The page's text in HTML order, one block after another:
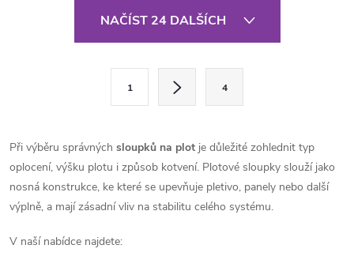
d
a
c
í
NAČÍST 24 DALŠÍCH
á
n
k
o
v
1 4
Při výběru správných sloupků na plot je důležité zohlednit typ
oplocení, výšku plotu i způsob kotvení. Plotové sloupky slouží jako
nosná konstrukce, ke které se upevňuje pletivo, panely nebo další
výplně, a mají zásadní vliv na stabilitu celého systému.
V naší nabídce najdete: